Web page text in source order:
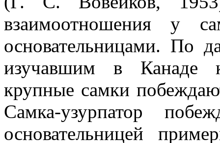
взаимоотношения у
основательницами. По
изучавшим в Канаде
крупные самки
Самка-узурпатор
основательницей